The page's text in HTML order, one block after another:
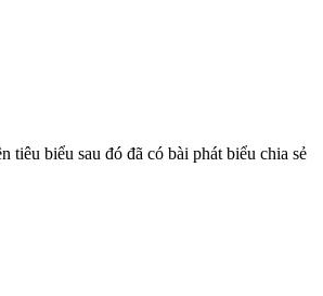
tiêu biểu sau đó đã có bài phát biểu chia sẻ